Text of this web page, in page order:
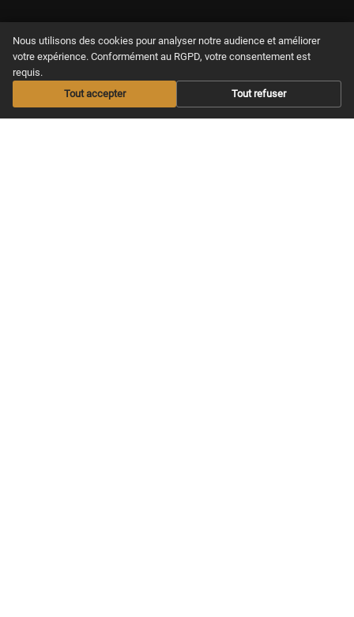
MAXITABS
Nos offres
Offrir un abonnement
Les Infos musicales
NOS COURS
Acoustique
Apprendre guitare
Nous utilisons des cookies pour analyser notre audience et améliorer
votre expérience. Conformément au RGPD, votre consentement est
requis.
Tout accepter
Tout refuser